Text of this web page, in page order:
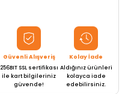
Güvenli Alışveriş
256BIT SSL sertifikası
ile kart bilgileriniz
güvende!
Kolay İade
Aldığınız ürünleri
kolayca iade
edebilirsiniz.